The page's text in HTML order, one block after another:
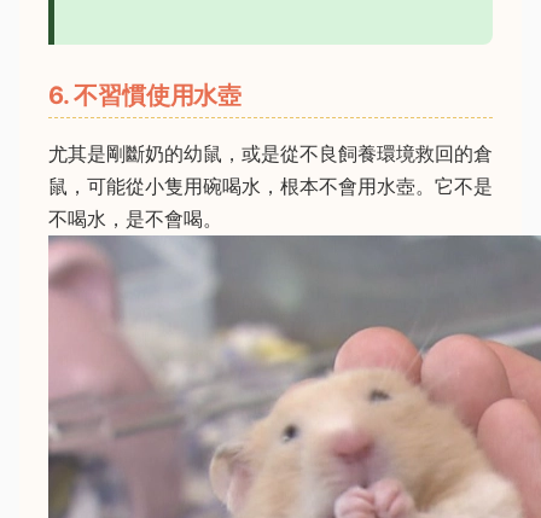
6. 不習慣使用水壺
尤其是剛斷奶的幼鼠，或是從不良飼養環境救回的倉
鼠，可能從小隻用碗喝水，根本不會用水壺。它不是
不喝水，是不會喝。